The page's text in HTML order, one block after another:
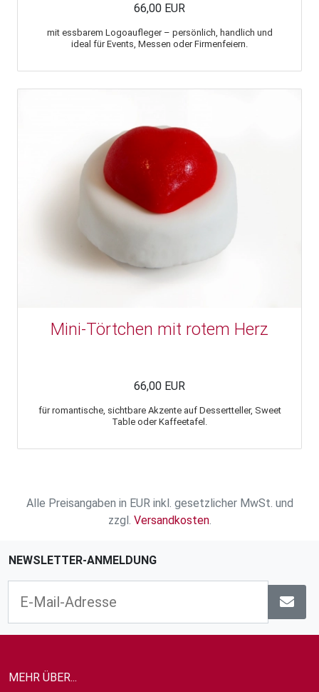
66,00 EUR
mit essbarem Logoaufleger – persönlich, handlich und
ideal für Events, Messen oder Firmenfeiern.
Mini-Törtchen mit rotem Herz
66,00 EUR
für romantische, sichtbare Akzente auf Dessertteller, Sweet
Table oder Kaffeetafel.
Alle Preisangaben in EUR inkl. gesetzlicher MwSt. und
zzgl. Versandkosten.
NEWSLETTER-ANMELDUNG
MEHR ÜBER...